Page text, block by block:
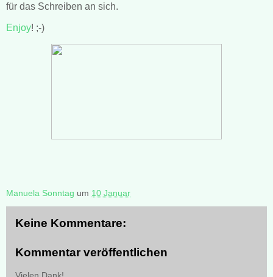
für das Schreiben an sich.
Enjoy! ;-)
Manuela Sonntag um 10 Januar
Keine Kommentare:
Kommentar veröffentlichen